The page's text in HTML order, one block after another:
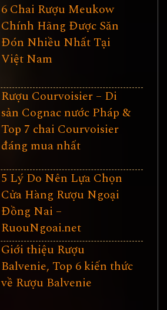
6 Chai Rượu Meukow
Chính Hãng Được Săn
Đón Nhiều Nhất Tại
Việt Nam
Rượu Courvoisier – Di
sản Cognac nước Pháp &
Top 7 chai Courvoisier
đáng mua nhất
5 Lý Do Nên Lựa Chọn
Cửa Hàng Rượu Ngoại
Đồng Nai –
RuouNgoai.net
Giới thiệu Rượu
Balvenie, Top 6 kiến thức
về Rượu Balvenie